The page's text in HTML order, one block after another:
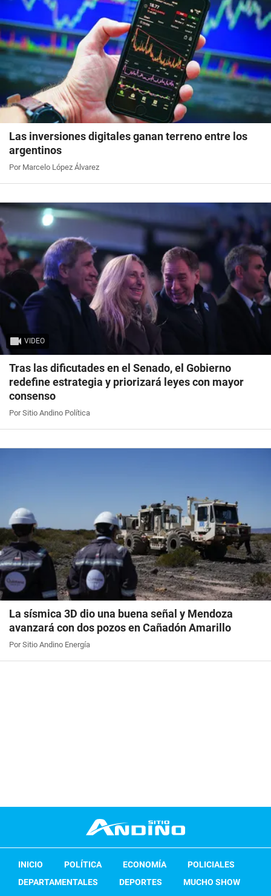
Las inversiones digitales ganan terreno entre los
argentinos
Por Marcelo López Álvarez
VIDEO
Tras las dificutades en el Senado, el Gobierno
redefine estrategia y priorizará leyes con mayor
consenso
Por Sitio Andino Política
La sísmica 3D dio una buena señal y Mendoza
avanzará con dos pozos en Cañadón Amarillo
Por Sitio Andino Energía
INICIO POLÍTICA ECONOMÍA
POLICIALES
DEPARTAMENTALES
DEPORTES
MUCHO SHOW